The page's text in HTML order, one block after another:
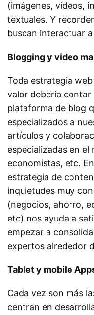
(imágenes, vídeos,
textuales. Y
buscan interactuar
Blogging y video
Toda estrategia
valor debería contar
plataforma de blog
especializados a
artículos y
especializadas en el
economistas, etc.
estrategia de
inquietudes muy
(negocios, ahorro,
etc) nos ayuda a
empezar a
expertos alrededor
Tablet y mobile
Cada vez son más
centran en